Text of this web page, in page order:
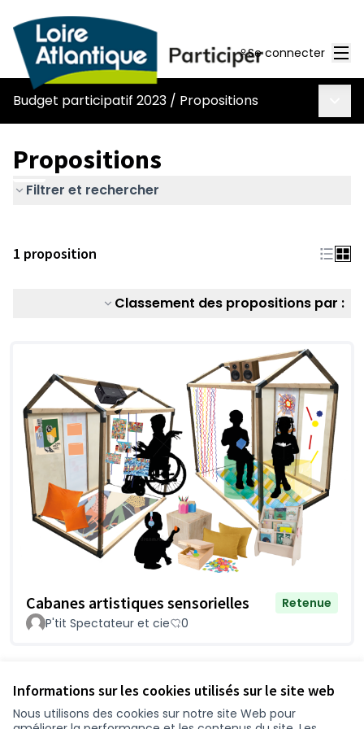
Informations sur les cookies utilisés sur le site web
Nous utilisons des cookies sur notre site Web pour
Se connecter
Budget participatif 2023 / Propositions
Propositions
Filtrer et rechercher
1 proposition
Classement des propositions par :
Cabanes artistiques sensorielles
Retenue
P'tit Spectateur et cie
0